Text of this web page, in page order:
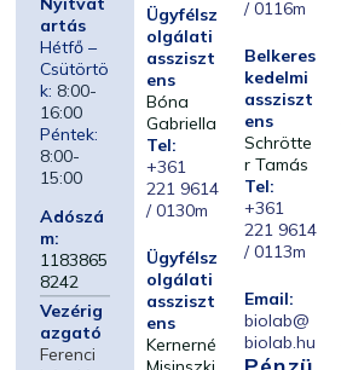
artás
Hétfő –
Csütörtö
k: 8:00-
16:00
Péntek:
8:00-
15:00
Adószá
m:
1183865
8242
Vezérig
azgató
Ferenci
Ügyfélsz
olgálati
assziszt
ens
Bóna
Gabriella
Tel:
+361
221 9614
/ 0130m
Ügyfélsz
olgálati
assziszt
ens
Kernerné
/ 0116m
Belkeres
kedelmi
assziszt
ens
Schrötte
r Tamás
Tel:
+361
221 9614
/ 0113m
Email:
biolab@
biolab.hu